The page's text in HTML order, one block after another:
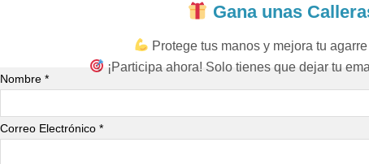
Gana unas
Protege tus manos y mejora tu
¡Participa ahora! Solo tienes que dejar tu
Nombre *
Correo Electrónico *